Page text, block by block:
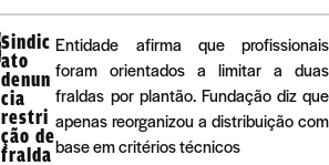
Sindic
ato
denun
cia
restri
ção de
fralda
Entidade afirma que profissionais
foram orientados a limitar a duas
fraldas por plantão. Fundação diz que
apenas reorganizou a distribuição com
base em critérios técnicos